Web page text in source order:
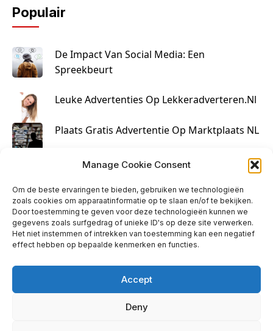
Manage Cookie Consent
Om de beste ervaringen te bieden, gebruiken we technologieën
zoals cookies om apparaatinformatie op te slaan en/of te bekijken.
Door toestemming te geven voor deze technologieën kunnen we
gegevens zoals surfgedrag of unieke ID's op deze site verwerken.
Het niet instemmen of intrekken van toestemming kan een negatief
effect hebben op bepaalde kenmerken en functies.
Accept
Deny
Populair
De Impact Van Social Media: Een
Spreekbeurt
Leuke Advertenties Op Lekkeradverteren.nl
Plaats Gratis Advertentie Op Marktplaats NL
Kruisbestuiving Voor Succesvolle Marketing